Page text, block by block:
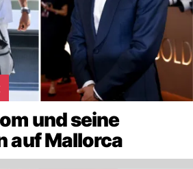
und seine
auf Mallorca